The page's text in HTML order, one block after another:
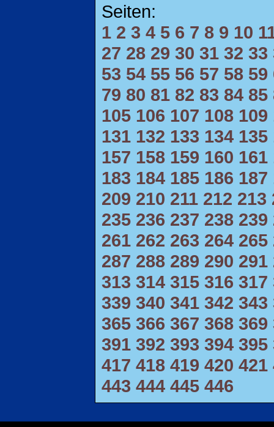
Seiten:
1 2 3 4 5 6 7 8 9 10
27 28 29 30 31 32 33
53 54 55 56 57 58 59
79 80 81 82 83 84 85
105 106 107 108 109
131 132 133 134 135
157 158 159 160 161
183 184 185 186 187
209 210 211 212 213
235 236 237 238 239
261 262 263 264 265
287 288 289 290 291
313 314 315 316 317
339 340 341 342 343
365 366 367 368 369
391 392 393 394 395
417 418 419 420 421
443 444 445 446